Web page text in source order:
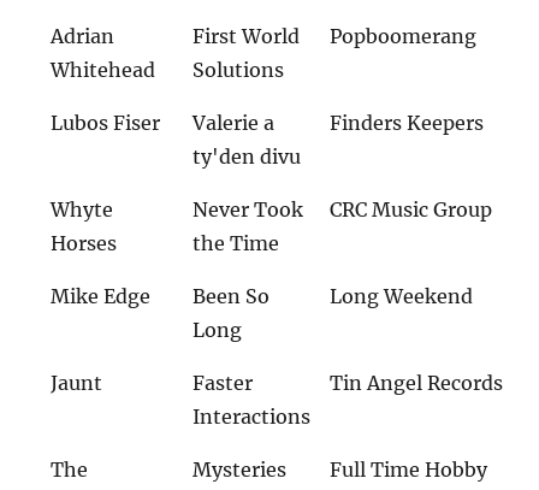
Adrian
Whitehead
First World
Solutions
Popboomerang
Lubos Fiser
Valerie a
ty'den divu
Finders Keepers
Whyte
Horses
Never Took
the Time
CRC Music Group
Mike Edge
Been So
Long
Long Weekend
Jaunt
Faster
Interactions
Tin Angel Records
The
Mysteries
Full Time Hobby